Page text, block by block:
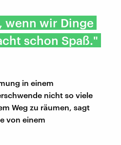
wenn wir Dinge
schon Spaß."
in einem
nicht so viele
Weg zu räumen, sagt
von einem